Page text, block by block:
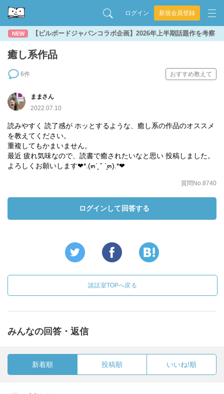
ログイン 新規会員登録
NEW 【ビルボードジャパンコラボ企画】2026年上半期話題作を考察
癒し系作品
6件 おすすめ教えて
ままさん
2022.07.10
読みやすく 読了感が ホッとするような、癒し系の作品のオススメ
を教えてください。
重複してもかまいません。
最近 疲れ気味なので、読書で癒されたいなと思い 投稿しました。
よろしくお願いします❤︎*.(๓´͈ ˘ `͈๓).*❤︎
質問No.8740
ログインして回答する
談話室TOPへ戻る
みんなの回答・返信
新着順 投稿順 いいね!順